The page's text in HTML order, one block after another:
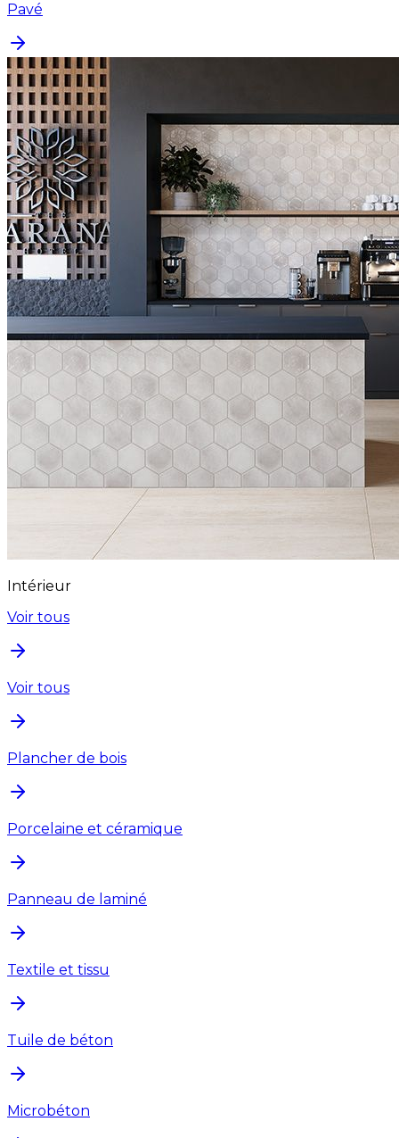
Pavé
Intérieur
Voir tous
Voir tous
Plancher de bois
Porcelaine et céramique
Panneau de laminé
Textile et tissu
Tuile de béton
Microbéton